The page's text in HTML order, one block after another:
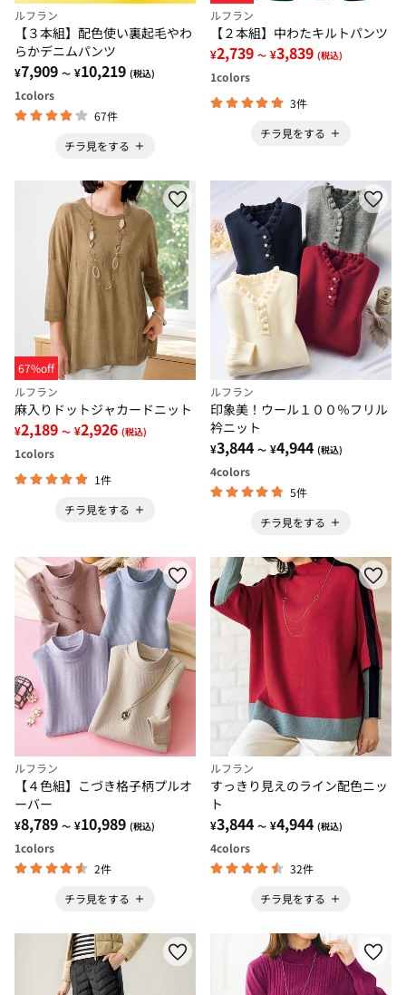
ルフラン
【３本組】配色使い裏起毛やわ
らかデニムパンツ
¥7,909 ～ ¥10,219 (税込)
1colors
67件
チラ見をする
ルフラン
【２本組】中わたキルトパンツ
¥2,739 ～ ¥3,839 (税込)
1colors
3件
チラ見をする
67%off
ルフラン
麻入りドットジャカードニット
¥2,189 ～ ¥2,926 (税込)
1colors
1件
チラ見をする
ルフラン
印象美！ウール１００％フリル
衿ニット
¥3,844 ～ ¥4,944 (税込)
4colors
5件
チラ見をする
ルフラン
【４色組】こづき格子柄プルオ
ーバー
¥8,789 ～ ¥10,989 (税込)
1colors
2件
チラ見をする
ルフラン
すっきり見えのライン配色ニッ
ト
¥3,844 ～ ¥4,944 (税込)
4colors
32件
チラ見をする